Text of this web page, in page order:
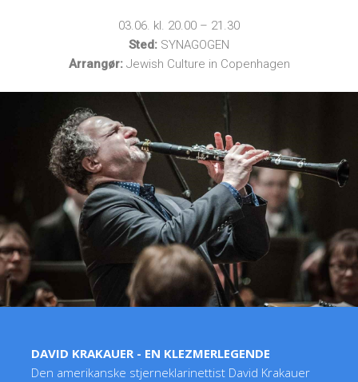
03.06. kl. 20.00 – 21.30
Sted: SYNAGOGEN
Arrangør:Jewish Culture in Copenhagen
DAVID KRAKAUER - EN KLEZMERLEGENDE
Den amerikanske stjerneklarinettist David Krakauer